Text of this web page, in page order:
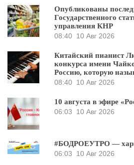
Опубликованы
Государственного
управления КНР
08:40 10 Авг 2026
Китайский пианист
конкурса имени
Россию, которую
08:40 10 Авг 2026
10 августа в эфире
06:03
10 Авг 2026
#БОДРОЕУТРО —
06:03
10 Авг 2026